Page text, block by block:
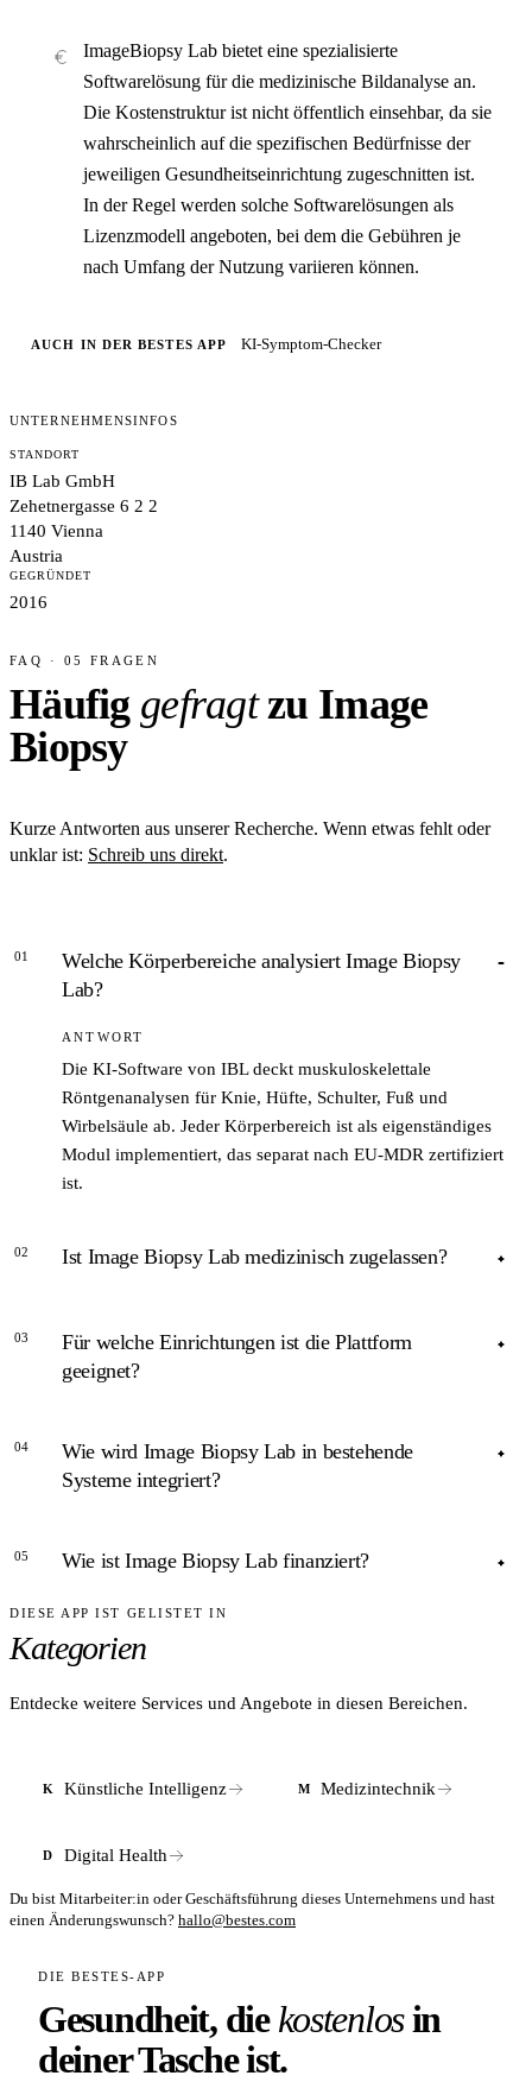
ImageBiopsy Lab bietet eine spezialisierte
Softwarelösung für die medizinische Bildanalyse an.
Die Kostenstruktur ist nicht öffentlich einsehbar, da sie
wahrscheinlich auf die spezifischen Bedürfnisse der
jeweiligen Gesundheitseinrichtung zugeschnitten ist.
In der Regel werden solche Softwarelösungen als
Lizenzmodell angeboten, bei dem die Gebühren je
nach Umfang der Nutzung variieren können.
AUCH IN DER BESTES APP KI-Symptom-Checker
UNTERNEHMENSINFOS
STANDORT
IB Lab GmbH
Zehetnergasse 6 2 2
1140 Vienna
Austria
GEGRÜNDET
2016
FAQ · 05 FRAGEN
Häufig gefragtzu Image
Biopsy
Kurze Antworten aus unserer Recherche. Wenn etwas fehlt oder
unklar ist: Schreib uns direkt.
01
Welche Körperbereiche analysiert Image Biopsy
Lab?
ANTWORT
Die KI-Software von IBL deckt muskuloskelettale
Röntgenanalysen für Knie, Hüfte, Schulter, Fuß und
Wirbelsäule ab. Jeder Körperbereich ist als eigenständiges
Modul implementiert, das separat nach EU-MDR zertifiziert
ist.
02 Ist Image Biopsy Lab medizinisch zugelassen?
Ja. Das Portfolio umfasst nach Unternehmensangaben sieben
Module, die nach EU-Medizinprodukteverordnung (MDR)
eine US-amerikanische FDA 510(k)-Freigabe.
03
Für welche Einrichtungen ist die Plattform
geeignet?
IBL richtet sich an Radiologen, Orthopäden und
Unfallchirurgen in Krankenhäusern und Kliniken sowie an
04
Wie wird Image Biopsy Lab in bestehende
Systeme integriert?
Die Bildanalyse läuft servergestützt und gibt Messergebnisse
Eine Integration ist nach Unternehmensangaben mit einer
Vielzahl gängiger PACS-Anbieter möglich.
05 Wie ist Image Biopsy Lab finanziert?
ANTWORT
Das Wiener Unternehmen hat laut Tracxn (April 2026)
eingesammelt. Zu den Investoren zählen APEX Ventures,
DIESE APP IST GELISTET IN
Kategorien
Entdecke weitere Services und Angebote in diesen Bereichen.
K Künstliche Intelligenz M Medizintechnik
D Digital Health
Du bist Mitarbeiter:in oder Geschäftsführung dieses Unternehmens und hast
einen Änderungswunsch? hallo@bestes.com
DIE BESTES-APP
Gesundheit, diekostenlosin
deiner Tasche ist.